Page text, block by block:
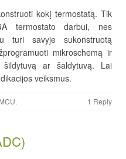
kokį termostatą. Tik
termostato darbui, nes
turi savyje sukonstruotą
mikroschemą ir
ar šaldytuvą. Lai
veiksmus.
MCU. 1 Reply